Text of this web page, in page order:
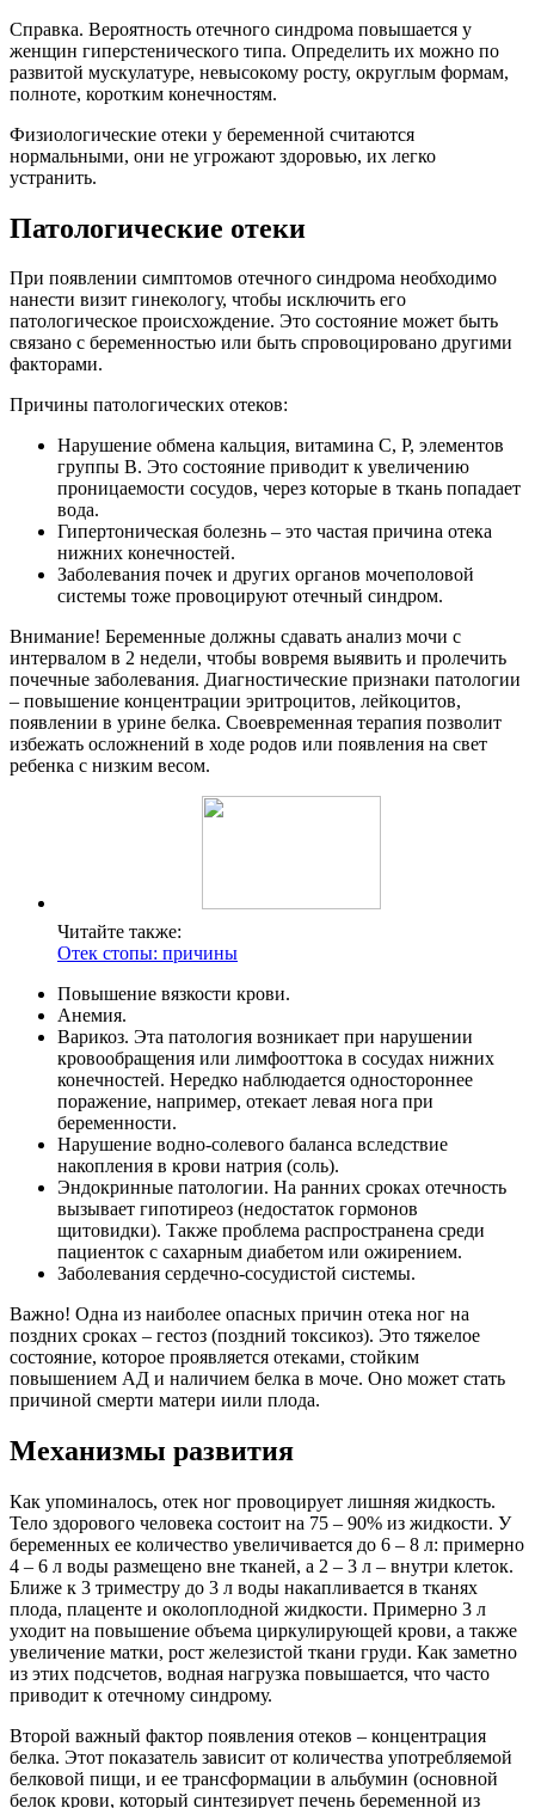
Справка. Вероятность отечного синдрома повышается у
женщин гиперстенического типа. Определить их можно по
развитой мускулатуре, невысокому росту, округлым формам,
полноте, коротким конечностям.
Физиологические отеки у беременной считаются
нормальными, они не угрожают здоровью, их легко
устранить.
Патологические отеки
При появлении симптомов отечного синдрома необходимо
нанести визит гинекологу, чтобы исключить его
патологическое происхождение. Это состояние может быть
связано с беременностью или быть спровоцировано другими
факторами.
Причины патологических отеков:
Нарушение обмена кальция, витамина С, Р, элементов
группы В. Это состояние приводит к увеличению
проницаемости сосудов, через которые в ткань попадает
вода.
Гипертоническая болезнь – это частая причина отека
нижних конечностей.
Заболевания почек и других органов мочеполовой
системы тоже провоцируют отечный синдром.
Внимание! Беременные должны сдавать анализ мочи с
интервалом в 2 недели, чтобы вовремя выявить и пролечить
почечные заболевания. Диагностические признаки патологии
– повышение концентрации эритроцитов, лейкоцитов,
появлении в урине белка. Своевременная терапия позволит
избежать осложнений в ходе родов или появления на свет
ребенка с низким весом.
Читайте также:
Отек стопы: причины
Повышение вязкости крови.
Анемия.
Варикоз. Эта патология возникает при нарушении
кровообращения или лимфооттока в сосудах нижних
конечностей. Нередко наблюдается одностороннее
поражение, например, отекает левая нога при
беременности.
Нарушение водно-солевого баланса вследствие
накопления в крови натрия (соль).
Эндокринные патологии. На ранних сроках отечность
вызывает гипотиреоз (недостаток гормонов
щитовидки). Также проблема распространена среди
пациенток с сахарным диабетом или ожирением.
Заболевания сердечно-сосудистой системы.
Важно! Одна из наиболее опасных причин отека ног на
поздних сроках – гестоз (поздний токсикоз). Это тяжелое
состояние, которое проявляется отеками, стойким
повышением АД и наличием белка в моче. Оно может стать
причиной смерти матери иили плода.
Механизмы развития
Как упоминалось, отек ног провоцирует лишняя жидкость.
Тело здорового человека состоит на 75 – 90% из жидкости. У
беременных ее количество увеличивается до 6 – 8 л: примерно
4 – 6 л воды размещено вне тканей, а 2 – 3 л – внутри клеток.
Ближе к 3 триместру до 3 л воды накапливается в тканях
плода, плаценте и околоплодной жидкости. Примерно 3 л
уходит на повышение объема циркулирующей крови, а также
увеличение матки, рост железистой ткани груди. Как заметно
из этих подсчетов, водная нагрузка повышается, что часто
приводит к отечному синдрому.
Второй важный фактор появления отеков – концентрация
белка. Этот показатель зависит от количества употребляемой
белковой пищи, и ее трансформации в альбумин (основной
белок крови, который синтезирует печень беременной из